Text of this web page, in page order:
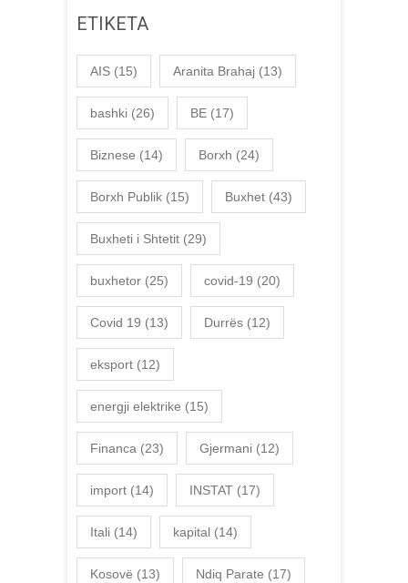
ETIKETA
AIS (15) Aranita Brahaj (13)
bashki (26) BE (17)
Biznese (14) Borxh (24)
Borxh Publik (15) Buxhet (43)
Buxheti i Shtetit (29)
buxhetor (25) covid-19 (20)
Covid 19 (13) Durrës (12)
eksport (12)
energji elektrike (15)
Financa (23) Gjermani (12)
import (14) INSTAT (17)
Itali (14) kapital (14)
Kosovë (13) Ndiq Parate (17)